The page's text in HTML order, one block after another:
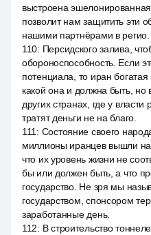
выстроена
позволит нам защитить эти
нашими партнёрами в регио.
110: Персидского залива,
обороноспособность. Если
потенциала, то иран богатая
какой она и должна быть, но
других странах, где у
тратят деньги не на благо.
111 : Состояние своего
миллионы иранцев вышли на
что их уровень жизни не
бы или должен быть, а что
государство. Не зря мы
государством, спонсором
заработанные день.
112: В строительство